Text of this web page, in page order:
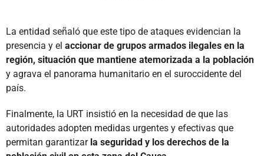
La entidad señaló que este tipo de ataques evidencian la
presencia y el accionar de grupos armados ilegales en la
región, situación que mantiene atemorizada a la población
y agrava el panorama humanitario en el suroccidente del
país.
Finalmente, la URT insistió en la necesidad de que las
autoridades adopten medidas urgentes y efectivas que
permitan garantizar la seguridad y los derechos de la